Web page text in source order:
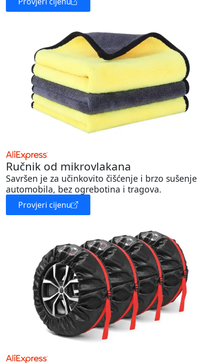
Ručnik od mikrovlakana
Savršen je za učinkovito čišćenje i brzo sušenje
automobila, bez ogrebotina i tragova.
Provjeri cijenu